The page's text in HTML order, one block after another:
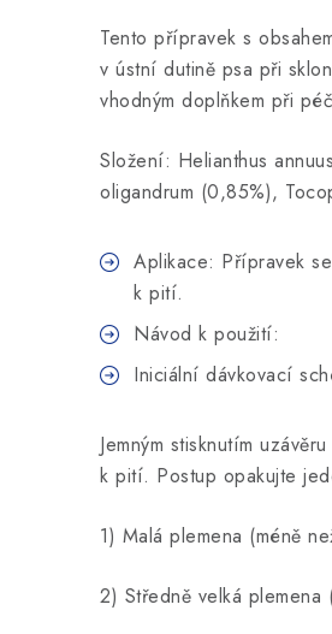
Tento přípravek s
v ústní dutině psa při
vhodným doplňkem při
Složení: Helianthus
oligandrum (0,85%),
Aplikace: Přípravek
k pití.
Návod k použití:
Iniciální dávkovací
Jemným stisknutím
k pití. Postup opakujte
1) Malá plemena (méně
2) Středně velká